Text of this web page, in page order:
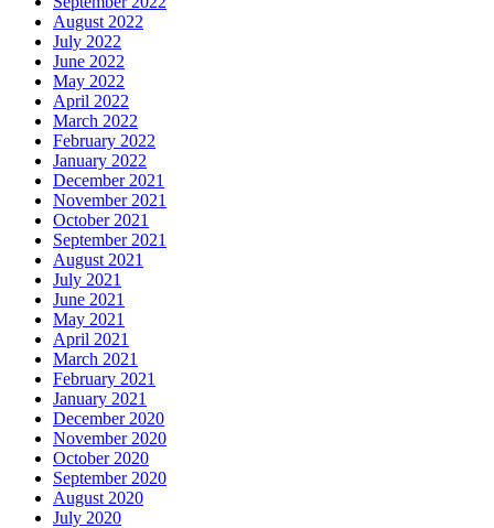
August 2022
July 2022
June 2022
May 2022
April 2022
March 2022
February 2022
January 2022
December 2021
November 2021
October 2021
September 2021
August 2021
July 2021
June 2021
May 2021
April 2021
March 2021
February 2021
January 2021
December 2020
November 2020
October 2020
September 2020
August 2020
July 2020